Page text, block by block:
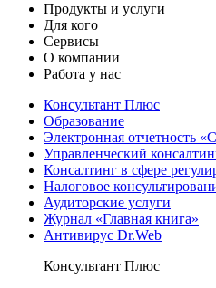
Продукты и услуги
Для кого
Сервисы
О компании
Работа у нас
Консультант Плюс
Образование
Электронная отчетность
Управленческий
Консалтинг в сфере
Налоговое
Аудиторские услуги
Журнал «Главная книга»
Антивирус Dr.Web
Консультант Плюс